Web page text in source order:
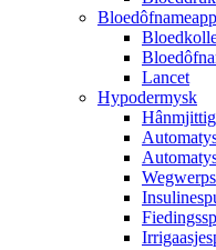
Lancet
Hypodermysk